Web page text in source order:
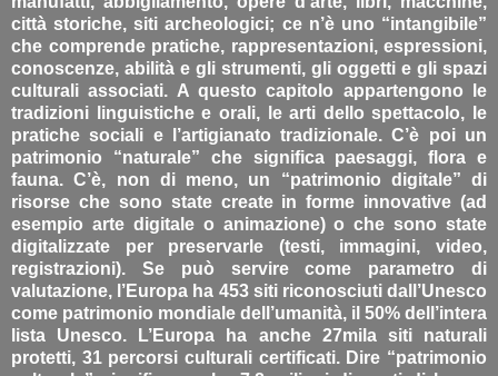
città storiche, siti archeologici; ce n’è uno “intangibile”
che comprende pratiche, rappresentazioni, espressioni,
conoscenze, abilità e gli strumenti, gli oggetti e gli spazi
culturali associati. A questo capitolo appartengono le
tradizioni linguistiche e orali, le arti dello spettacolo, le
pratiche sociali e l’artigianato tradizionale. C’è poi un
patrimonio “naturale” che significa paesaggi, flora e
fauna. C’è, non di meno, un “patrimonio digitale” di
risorse che sono state create in forme innovative (ad
esempio arte digitale o animazione) o che sono state
digitalizzate per preservarle (testi, immagini, video,
registrazioni). Se può servire come parametro di
valutazione, l’Europa ha 453 siti riconosciuti dall’Unesco
come patrimonio mondiale dell’umanità, il 50% dell’intera
lista Unesco. L’Europa ha anche 27mila siti naturali
protetti, 31 percorsi culturali certificati. Dire “patrimonio